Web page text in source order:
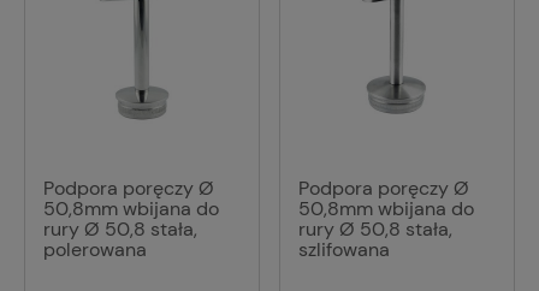
Podpora poręczy Ø
50,8mm wbijana do
rury Ø 50,8 stała,
polerowana
Podpora poręczy Ø
50,8mm wbijana do
rury Ø 50,8 stała,
szlifowana